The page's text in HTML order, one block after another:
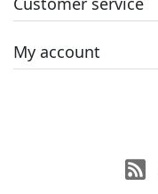
My account